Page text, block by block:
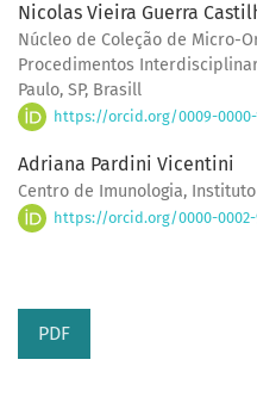
Nicolas Vieira Guerra
Núcleo de Coleção de Micro-
Procedimentos
Paulo, SP, Brasill
https://orcid.org/0009-0000-
Adriana Pardini Vicentini
Centro de Imunologia, Instituto
https://orcid.org/0000-0002-
PDF